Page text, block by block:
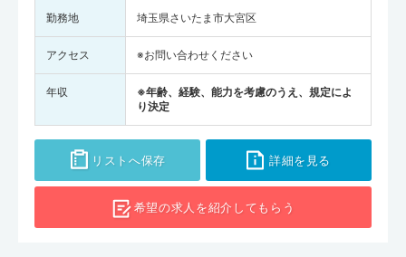
勤務地 埼玉県さいたま市大宮区
アクセス ※お問い合わせください
年収
※年齢、経験、能力を考慮のうえ、規定によ
り決定
リストへ保存 詳細を見る
希望の求人を紹介してもらう